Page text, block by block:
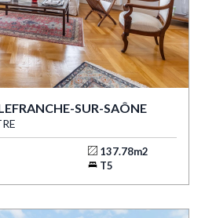
SUR-SAÔNE
137.78m2
T5